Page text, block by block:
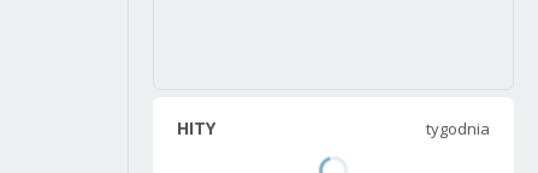
HITY tygodnia